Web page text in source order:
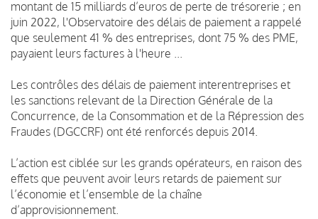
montant de 15 milliards d’euros de perte de trésorerie ; en
juin 2022, l'Observatoire des délais de paiement a rappelé
que seulement 41 % des entreprises, dont 75 % des PME,
payaient leurs factures à l'heure ...
Les contrôles des délais de paiement interentreprises et
les sanctions relevant de la Direction Générale de la
Concurrence, de la Consommation et de la Répression des
Fraudes (DGCCRF) ont été renforcés depuis 2014.
L’action est ciblée sur les grands opérateurs, en raison des
effets que peuvent avoir leurs retards de paiement sur
l’économie et l’ensemble de la chaîne
d’approvisionnement.